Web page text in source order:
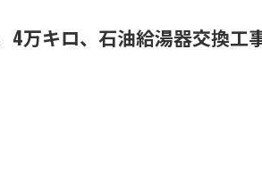
4万キロ、石油給湯器交換工